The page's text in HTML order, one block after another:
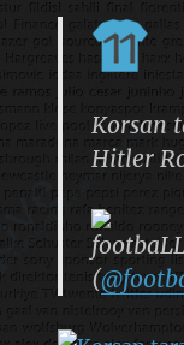
Korsan
Hitler
(